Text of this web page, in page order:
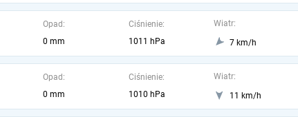
Opad:
0 mm
Ciśnienie:
1011 hPa
Wiatr:
7 km/h
Opad:
0 mm
Ciśnienie:
1010 hPa
Wiatr:
11 km/h